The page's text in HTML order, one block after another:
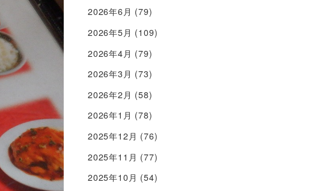
2026年6月 (79)
2026年5月 (109)
2026年4月 (79)
2026年3月 (73)
2026年2月 (58)
2026年1月 (78)
2025年12月 (76)
2025年11月 (77)
2025年10月 (54)